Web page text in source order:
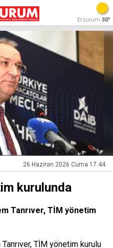
Erzurum 30°
26 Haziran 2026 Cuma 17:44
kurulunda
Tanrıver, TİM yönetim
Tanrıver, TİM yönetim kurulu